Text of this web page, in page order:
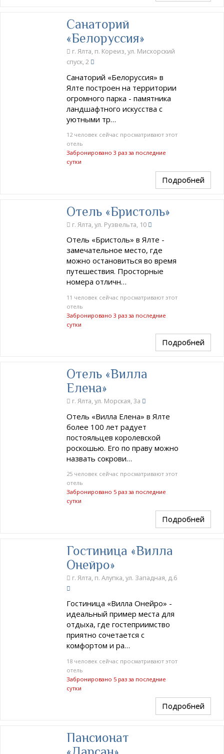
Санаторий
«Белоруссия»
г. Ялта, п. Кореиз, ул. Мисхорский
спуск, 2
Санаторий «Белоруссия» в
Ялте построен на территории
огромного парка - памятника
ландшафтного искусства с
уютными тр…
12 человек сейчас просматривают этот
отель
Забронировано 3 раз за последние
сутки
Подробней
Отель «Бристоль»
г. Ялта, ул. Рузвельта, 10
Отель «Бристоль» в Ялте -
замечательное место, где
можно остановиться во время
путешествия. Просторные
номера отличн…
11 человек сейчас просматривают этот
отель
Забронировано 3 раз за последние
сутки
Подробней
Отель «Вилла
Елена»
г. Ялта, ул. Морская, 3а
Отель «Вилла Елена» в Ялте
более 100 лет радует
постояльцев королевской
роскошью. Его по праву можно
назвать сокрови…
25 человек сейчас просматривают этот
отель
Забронировано 5 раз за последние
сутки
Подробней
Гостиница «Вилла
Онейро»
г. Ялта, п. Алупка, ул. Западная, д.6
Гостиница «Вилла Онейро» -
идеальный пример места для
отдыха, где гостеприимство
приятно сочетается с
комфортом и ра…
18 человек сейчас просматривают этот
отель
Забронировано 5 раз за последние
сутки
Подробней
Пансионат